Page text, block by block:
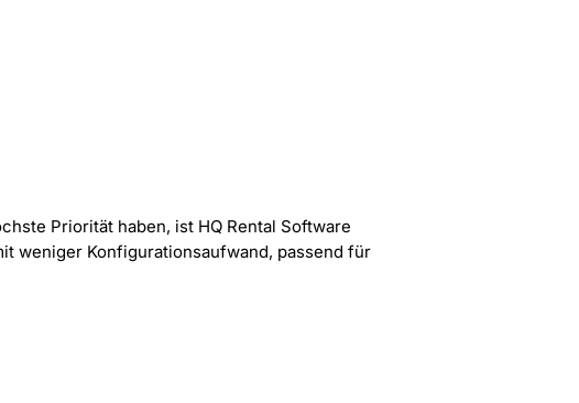
Priorität haben, ist HQ Rental Software
weniger Konfigurationsaufwand, passend für